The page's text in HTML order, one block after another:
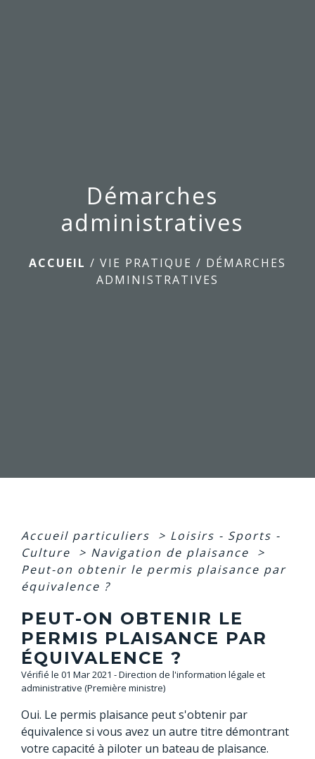
Démarches
administratives
ACCUEIL / VIE PRATIQUE / DÉMARCHES
ADMINISTRATIVES
Accueil particuliers > Loisirs - Sports -
Culture
> Navigation de plaisance
>
Peut-on obtenir le permis plaisance par
équivalence ?
PEUT-ON OBTENIR LE
PERMIS PLAISANCE PAR
ÉQUIVALENCE ?
Vérifié le 01 Mar 2021 - Direction de l'information légale et
administrative (Première ministre)
Oui. Le permis plaisance peut s'obtenir par
équivalence si vous avez un autre titre démontrant
votre capacité à piloter un bateau de plaisance.